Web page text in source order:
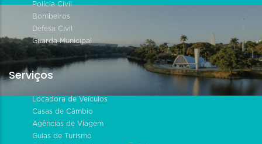
Polícia Civil
Bombeiros
Defesa Civil
Guarda Municipal
Serviços
Locadora de Veículos
Casas de Câmbio
Agências de Viagem
Guias de Turismo